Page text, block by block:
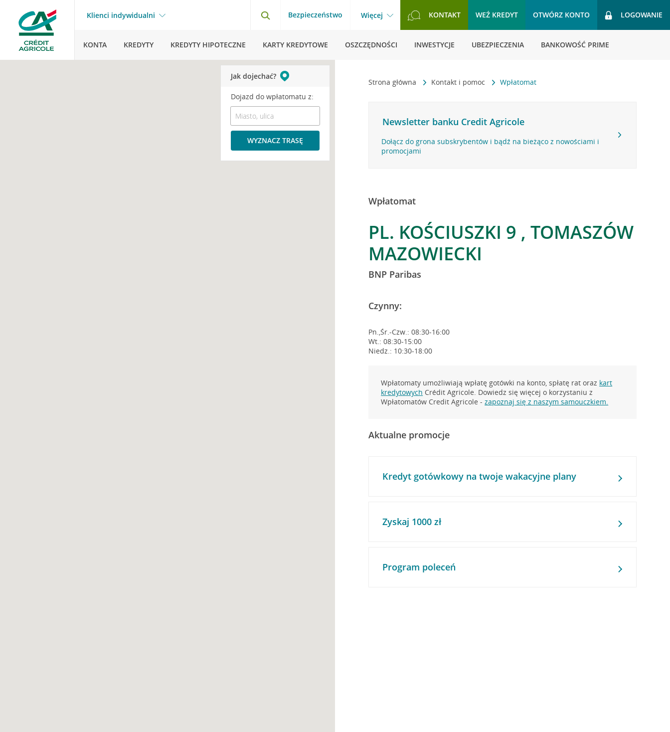
Klienci indywidualni Bezpieczeństwo Więcej KONTAKT WEŹ KREDYT OTWÓRZ KONTO LOGOWANIE
KONTA KREDYTY KREDYTY HIPOTECZNE KARTY KREDYTOWE OSZCZĘDNOŚCI INWESTYCJE UBEZPIECZENIA BANKOWOŚĆ PRIME
Strona główna Kontakt i pomoc Wpłatomat
Newsletter banku Credit Agricole
Dołącz do grona subskrybentów i bądź na bieżąco z nowościami i
promocjami
Wpłatomat
PL. KOŚCIUSZKI 9 , TOMASZÓW
MAZOWIECKI
BNP Paribas
Czynny:
Pn.,Śr.-Czw.: 08:30-16:00
Wt.: 08:30-15:00
Niedz.: 10:30-18:00
Wpłatomaty umożliwiają wpłatę gotówki na konto, spłatę rat oraz kart
kredytowych Crédit Agricole. Dowiedz się więcej o korzystaniu z
Wpłatomatów Credit Agricole -zapoznaj się z naszym samouczkiem.
Aktualne promocje
Kredyt gotówkowy na twoje wakacyjne plany
Zyskaj 1000 zł
Program poleceń
Jak dojechać?
Dojazd do wpłatomatu z:
WYZNACZ TRASĘ